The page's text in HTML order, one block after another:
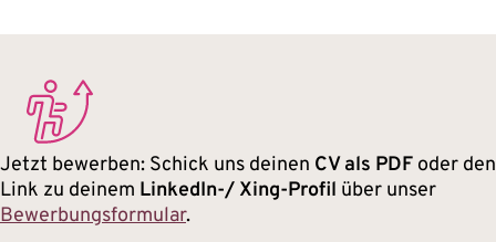
Jetzt bewerben: Schick uns deinen CV als PDF oder den
Link zu deinem LinkedIn-/ Xing-Profil über unser
Bewerbungsformular.